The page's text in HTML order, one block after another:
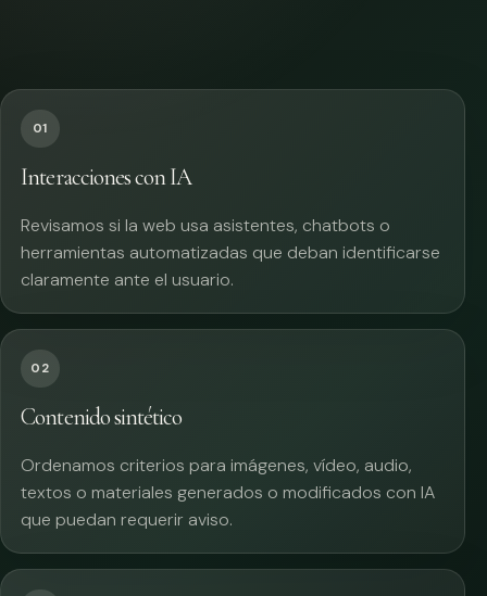
01
Interacciones con IA
Revisamos si la web usa asistentes, chatbots o
herramientas automatizadas que deban identificarse
claramente ante el usuario.
02
Contenido sintético
Ordenamos criterios para imágenes, vídeo, audio,
textos o materiales generados o modificados con IA
que puedan requerir aviso.